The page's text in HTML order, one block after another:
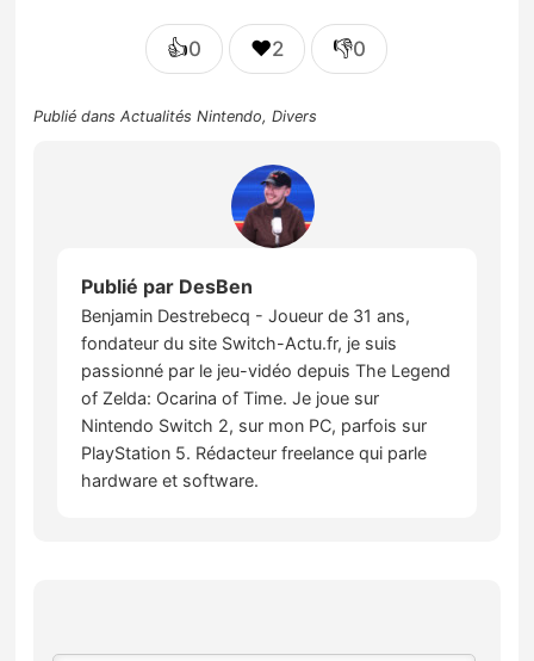
👍0 ❤️2 👎0
Publié dansActualités Nintendo,Divers
Publié par DesBen
Benjamin Destrebecq - Joueur de 31 ans,
fondateur du site Switch-Actu.fr, je suis
passionné par le jeu-vidéo depuis The Legend
of Zelda: Ocarina of Time. Je joue sur
Nintendo Switch 2, sur mon PC, parfois sur
PlayStation 5. Rédacteur freelance qui parle
hardware et software.